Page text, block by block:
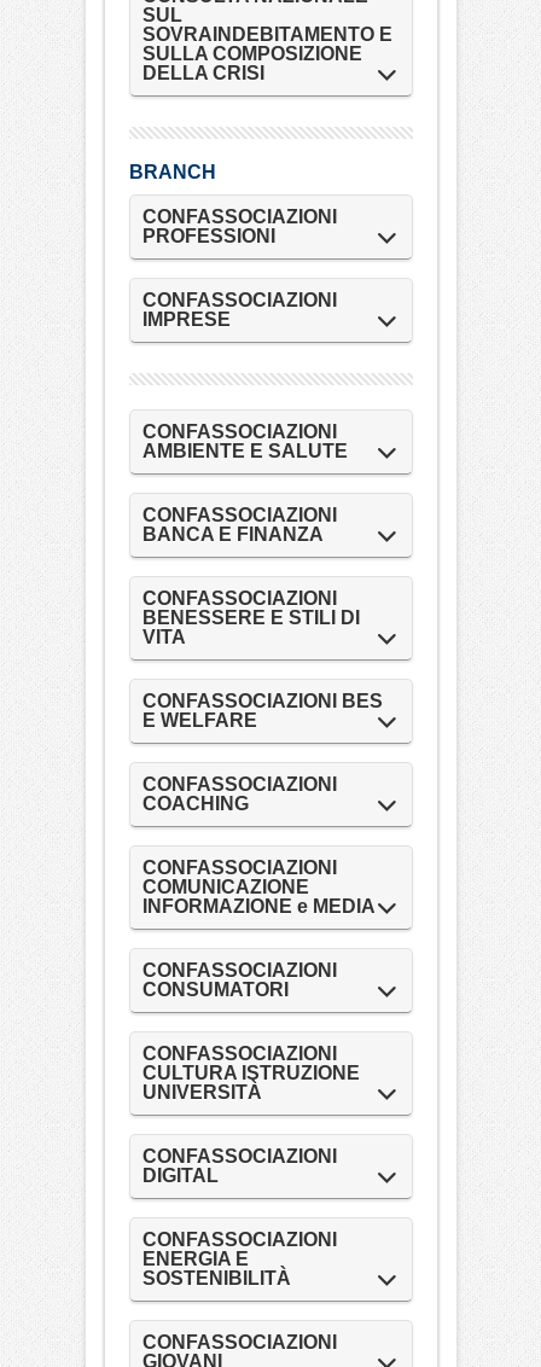
SUL
SOVRAINDEBITAMENTO E
SULLA COMPOSIZIONE
DELLA CRISI
BRANCH
CONFASSOCIAZIONI
PROFESSIONI
CONFASSOCIAZIONI
IMPRESE
CONFASSOCIAZIONI
AMBIENTE E SALUTE
CONFASSOCIAZIONI
BANCA E FINANZA
CONFASSOCIAZIONI
BENESSERE E STILI DI
VITA
CONFASSOCIAZIONI BES
E WELFARE
CONFASSOCIAZIONI
COACHING
CONFASSOCIAZIONI
COMUNICAZIONE
INFORMAZIONE e MEDIA
CONFASSOCIAZIONI
CONSUMATORI
CONFASSOCIAZIONI
CULTURA ISTRUZIONE
UNIVERSITÀ
CONFASSOCIAZIONI
DIGITAL
CONFASSOCIAZIONI
ENERGIA E
SOSTENIBILITÀ
CONFASSOCIAZIONI
GIOVANI